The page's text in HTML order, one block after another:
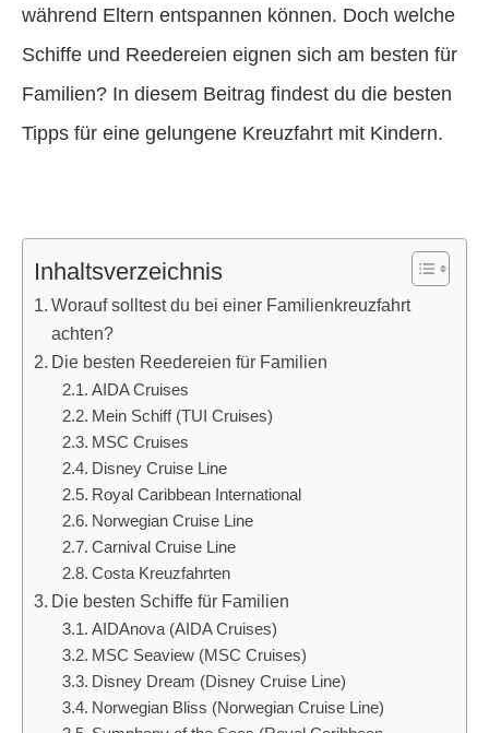
während Eltern entspannen können. Doch welche
Schiffe und Reedereien eignen sich am besten für
Familien? In diesem Beitrag findest du die besten
Tipps für eine gelungene Kreuzfahrt mit Kindern.
Inhaltsverzeichnis
Worauf solltest du bei einer Familienkreuzfahrt
achten?
Die besten Reedereien für Familien
AIDA Cruises
Mein Schiff (TUI Cruises)
MSC Cruises
Disney Cruise Line
Royal Caribbean International
Norwegian Cruise Line
Carnival Cruise Line
Costa Kreuzfahrten
Die besten Schiffe für Familien
AIDAnova (AIDA Cruises)
MSC Seaview (MSC Cruises)
Disney Dream (Disney Cruise Line)
Norwegian Bliss (Norwegian Cruise Line)